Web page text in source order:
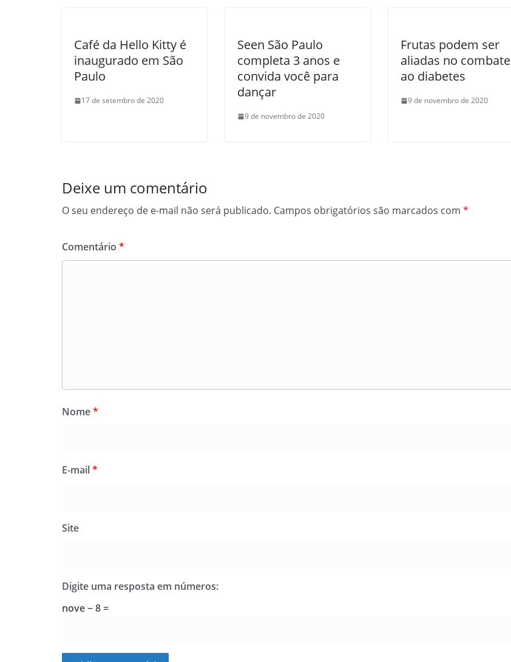
Café da Hello Kitty é
inaugurado em São
Paulo
17 de setembro de 2020
Seen São Paulo
completa 3 anos e
convida você para
dançar
9 de novembro de 2020
Frutas podem ser
aliadas no combate
ao diabetes
9 de novembro de 2020
Deixe um comentário
O seu endereço de e-mail não será publicado. Campos obrigatórios são marcados com *
Comentário *
Nome*
E-mail*
Site
Digite uma resposta em números:
nove − 8 =